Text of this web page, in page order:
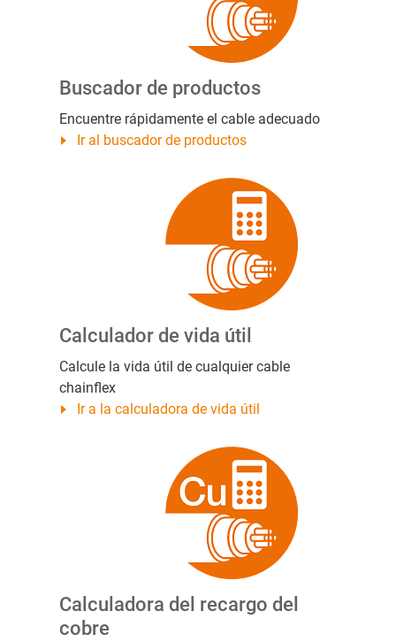
Buscador de productos
Encuentre rápidamente el cable adecuado
Ir al buscador de productos
Calculador de vida útil
Calcule la vida útil de cualquier cable
chainflex
Ir a la calculadora de vida útil
Calculadora del recargo del
cobre